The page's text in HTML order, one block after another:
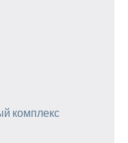
комплекс